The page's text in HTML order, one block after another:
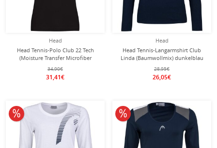
Head
Head Tennis-Polo Club 22 Tech
(Moisture Transfer Microfiber
Technologie) schwarz Damen
34,90€
31,41€
Head
Head Tennis-Langarmshirt Club
Linda (Baumwollmix) dunkelblau
Damen
28,95€
26,05€
10% reduziert 10% reduziert